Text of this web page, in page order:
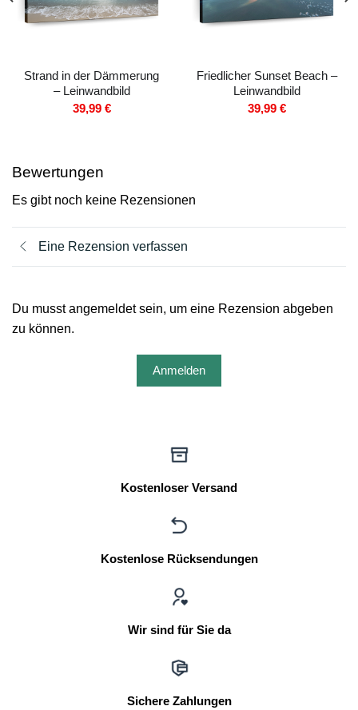
Strand in der Dämmerung
– Leinwandbild
39,99 €
Friedlicher Sunset Beach –
Leinwandbild
39,99 €
Bewertungen
Es gibt noch keine Rezensionen
Eine Rezension verfassen
Du musst angemeldet sein, um eine Rezension abgeben
zu können.
Anmelden
Kostenloser Versand
Kostenlose Rücksendungen
Wir sind für Sie da
Sichere Zahlungen